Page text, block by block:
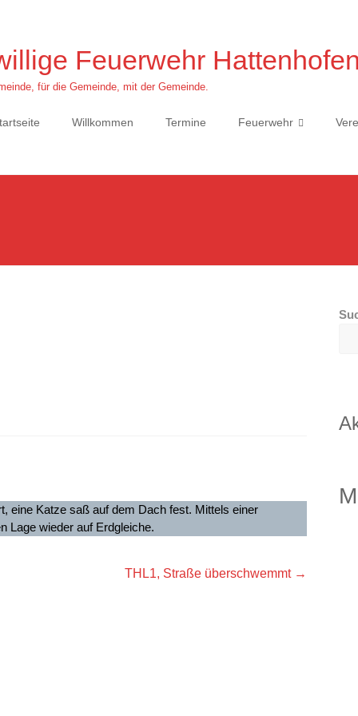
Feuerwehr
für die Gemeinde, mit der Gemeinde.
Willkommen Termine Feuerwehr
eine Katze saß auf dem Dach fest. Mittels einer
Lage wieder auf Erdgleiche.
THL1, Straße überschwemmt →